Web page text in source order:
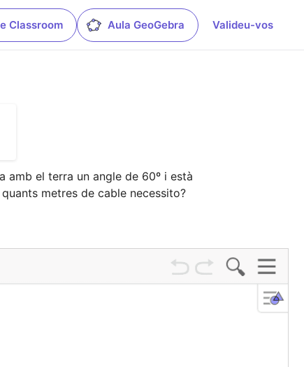
Classroom Aula GeoGebra Valideu-vos
amb el terra un angle de 60º i està
metres de cable necessito?